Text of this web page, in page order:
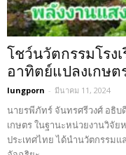
โชว์นวัตกรรมโรง
อาทิตย์แปลงเกษ
lungporn - มีนาคม 11, 2024
นายรพีภัทร์ จันทรศรีวงศ์ อธิบ
เกษตร ในฐานะหน่วยงานวิจั
ประเทศไทย ได้นำนวัตกรรม